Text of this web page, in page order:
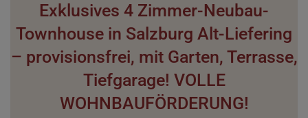
Exklusives 4 Zimmer-Neubau-
Townhouse in Salzburg Alt-Liefering
– provisionsfrei, mit Garten, Terrasse,
Tiefgarage! VOLLE
WOHNBAUFÖRDERUNG!